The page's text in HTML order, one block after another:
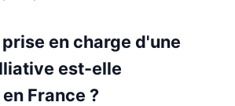
en charge d'une
est-elle
France ?